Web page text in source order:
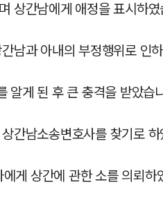
상간남에게 애정을 표시하였
남과 아내의 부정행위로 인
알게 된 후 큰 충격을 받았습
간남소송변호사를 찾기로 하
게 상간에 관한 소를 의뢰하